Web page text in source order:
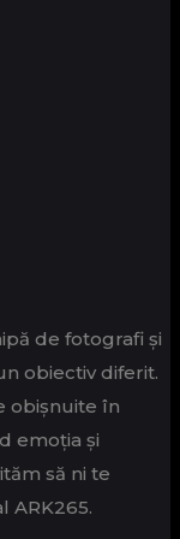
de fotografi și
obiectiv diferit.
obișnuite în
emoția și
să ni te
ARK265.